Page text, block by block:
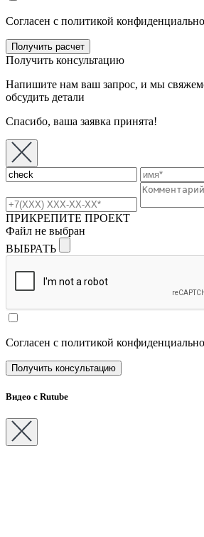
Согласен с политикой
Получить консультацию
Напишите нам ваш запрос, и мы
обсудить детали
Спасибо, ваша заявка принята!
ПРИКРЕПИТЕ ПРОЕКТ
Файл не выбран
ВЫБРАТЬ
Согласен с политикой
Видео с Rutube